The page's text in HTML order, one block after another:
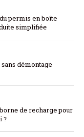
permis en boîte
simplifiée
démontage
de recharge pour
?